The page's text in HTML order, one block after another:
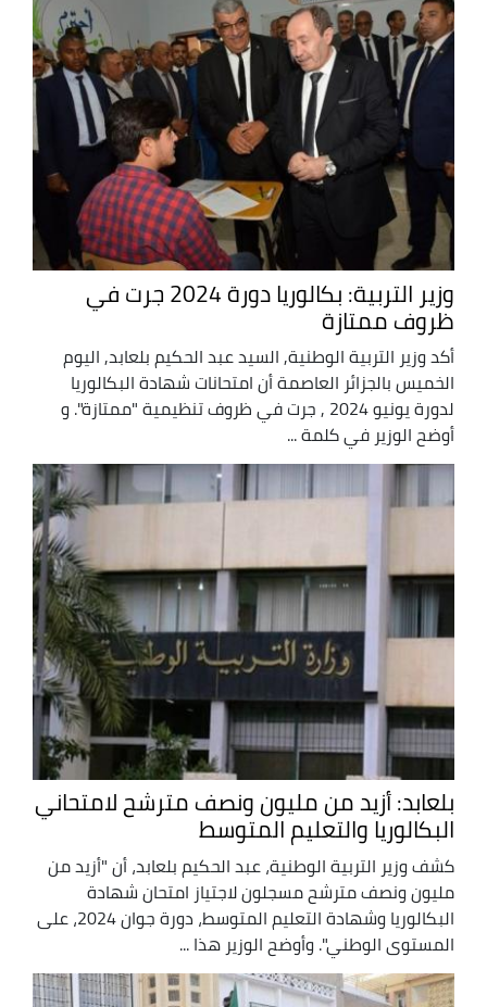
وزير التربية: بكالوريا دورة 2024 جرت في
ظروف ممتازة
أكد وزير التربية الوطنية, السيد عبد الحكيم بلعابد, اليوم
الخميس بالجزائر العاصمة أن امتحانات شهادة البكالوريا
لدورة يونيو 2024 , جرت في ظروف تنظيمية "ممتازة". و
أوضح الوزير في كلمة ...
بلعابد: أزيد من مليون ونصف مترشح لامتحاني
البكالوريا والتعليم المتوسط
كشف وزير التربية الوطنية، عبد الحكيم بلعابد، أن "أزيد من
مليون ونصف مترشح مسجلون لاجتياز امتحان شهادة
البكالوريا وشهادة التعليم المتوسط، دورة جوان 2024، على
المستوى الوطني". وأوضح الوزير هذا ...